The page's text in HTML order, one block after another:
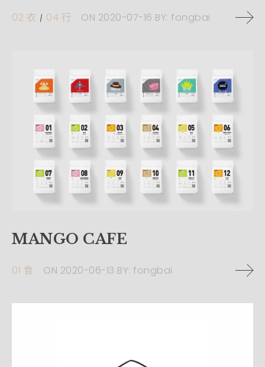
02 衣 04 行 ON 2020-07-16 BY: fongbai
MANGO CAFE
01 食 ON 2020-06-13 BY: fongbai